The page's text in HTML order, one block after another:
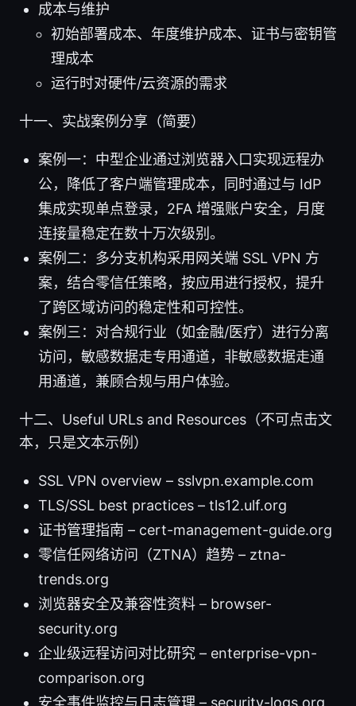
成本与维护
初始部署成本、年度维护成本、证书与密钥管
理成本
运行时对硬件/云资源的需求
十一、实战案例分享（简要）
案例一：中型企业通过浏览器入口实现远程办
公，降低了客户端管理成本，同时通过与 IdP
集成实现单点登录，2FA 增强账户安全，月度
连接量稳定在数十万次级别。
案例二：多分支机构采用网关端 SSL VPN 方
案，结合零信任策略，按应用进行授权，提升
了跨区域访问的稳定性和可控性。
案例三：对合规行业（如金融/医疗）进行分离
访问，敏感数据走专用通道，非敏感数据走通
用通道，兼顾合规与用户体验。
十二、Useful URLs and Resources（不可点击文
本，只是文本示例）
SSL VPN overview – sslvpn.example.com
TLS/SSL best practices – tls12.ulf.org
证书管理指南 – cert-management-guide.org
零信任网络访问（ZTNA）趋势 – ztna-
trends.org
浏览器安全及兼容性资料 – browser-
security.org
企业级远程访问对比研究 – enterprise-vpn-
comparison.org
安全事件监控与日志管理 – security-logs.org